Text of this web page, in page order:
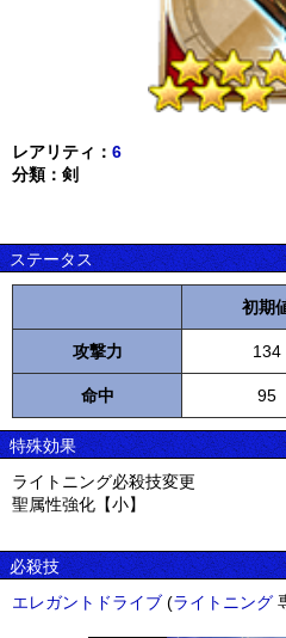
レアリティ： 6
分類：剣
ステータス
初期
攻撃力 134
命中 95
特殊効果
ライトニング必殺技変更
聖属性強化【小】
必殺技
エレガントドライブ (ライトニング